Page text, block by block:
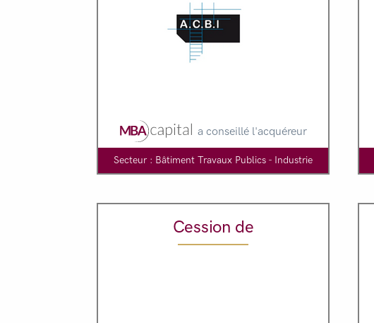
a conseillé l'acquéreur
Secteur : Bâtiment Travaux Publics - Industrie
Cession de